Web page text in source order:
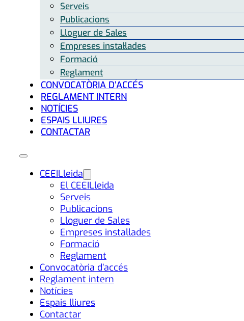
Serveis
Publicacions
Lloguer de Sales
Empreses instal·lades
Formació
Reglament
CONVOCATÒRIA D’ACCÉS
REGLAMENT INTERN
NOTÍCIES
ESPAIS LLIURES
CONTACTAR
CEEILleida
El CEEILleida
Serveis
Publicacions
Lloguer de Sales
Empreses instal·lades
Formació
Reglament
Convocatòria d’accés
Reglament intern
Notícies
Espais lliures
Contactar